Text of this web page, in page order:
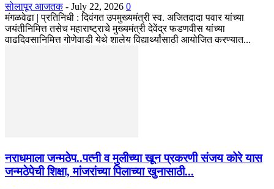
सोलापूर आजतक - July 22, 2026 0
मंगळवेढा | प्रतिनिधी : दिवंगत उपमुख्यमंत्री स्व. अजितदादा पवार यांच्या
जयंतीनिमित्त तसेच महाराष्ट्राचे मुख्यमंत्री देवेंद्र फडणवीस यांच्या
वाढदिवसानिमित्त गोणेवाडी येथे शालेय विद्यार्थ्यांसाठी आयोजित करण्यात...
नराधमाला जन्मठेप..पत्नी व मुलीच्या खून प्रकरणी संजय कोरे यास
जन्मठेपेची शिक्षा, मांजरांच्या पिलाच्या खुनासाठी...